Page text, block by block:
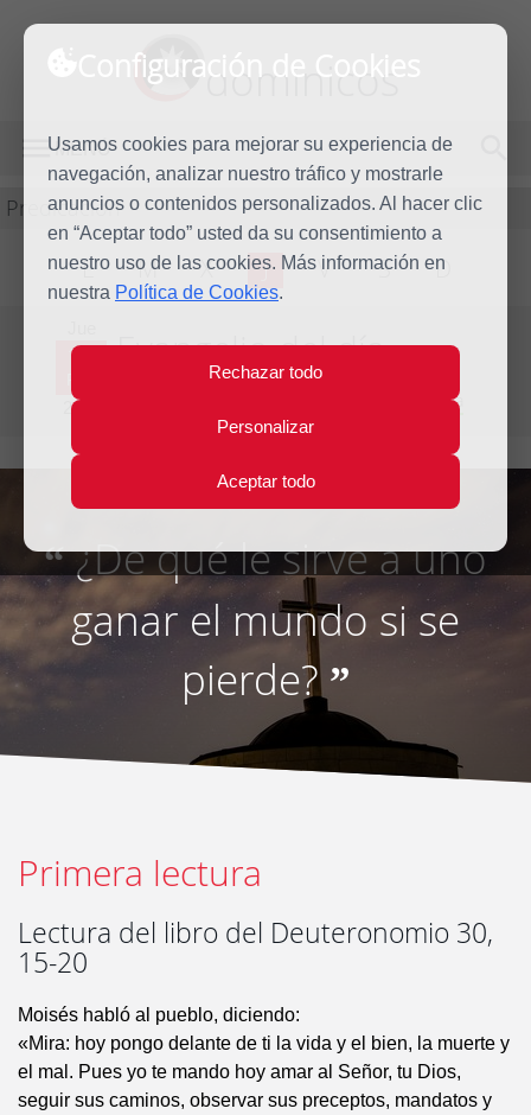
Configuración de Cookies
Usamos cookies para mejorar su experiencia de
navegación, analizar nuestro tráfico y mostrarle
anuncios o contenidos personalizados. Al hacer clic
en “Aceptar todo” usted da su consentimiento a
nuestro uso de las cookies. Más información en
nuestra Política de Cookies.
Rechazar todo
Personalizar
Aceptar todo
dominicos
MENÚ
Predicación
L M X J V S D
19
2015
Evangelio del día
Sexta semana del T.O. - Inicio de la Cuaresma
“¿De qué le sirve a uno
ganar el mundo si se
pierde?”
Primera lectura
Lectura del libro del Deuteronomio 30,
15-20
Moisés habló al pueblo, diciendo:
«Mira: hoy pongo delante de ti la vida y el bien, la muerte y
el mal. Pues yo te mando hoy amar al Señor, tu Dios,
seguir sus caminos, observar sus preceptos, mandatos y